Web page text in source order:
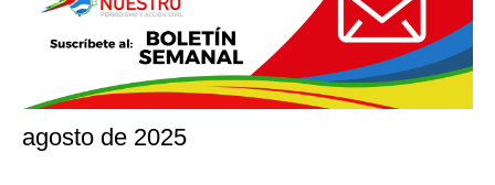
agosto de 2025